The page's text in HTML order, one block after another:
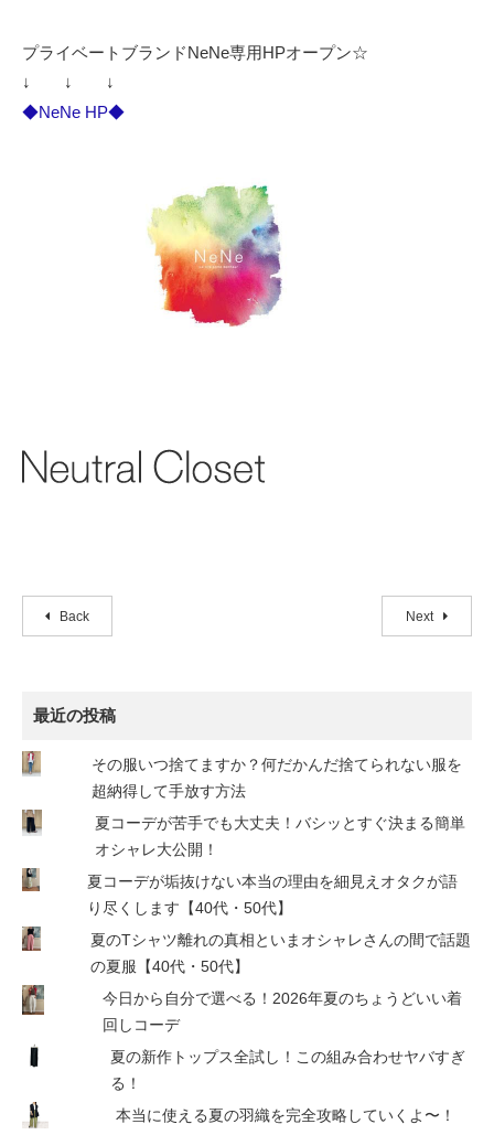
プライベートブランドNeNe専用HPオープン☆
↓ ↓ ↓
◆NeNe HP◆
Back Next
最近の投稿
その服いつ捨てますか？何だかんだ捨てられない服を
超納得して手放す方法
夏コーデが苦手でも大丈夫！バシッとすぐ決まる簡単
オシャレ大公開！
夏コーデが垢抜けない本当の理由を細見えオタクが語
り尽くします【40代・50代】
夏のTシャツ離れの真相といまオシャレさんの間で話題
の夏服【40代・50代】
今日から自分で選べる！2026年夏のちょうどいい着
回しコーデ
夏の新作トップス全試し！この組み合わせヤバすぎ
る！
本当に使える夏の羽織を完全攻略していくよ〜！